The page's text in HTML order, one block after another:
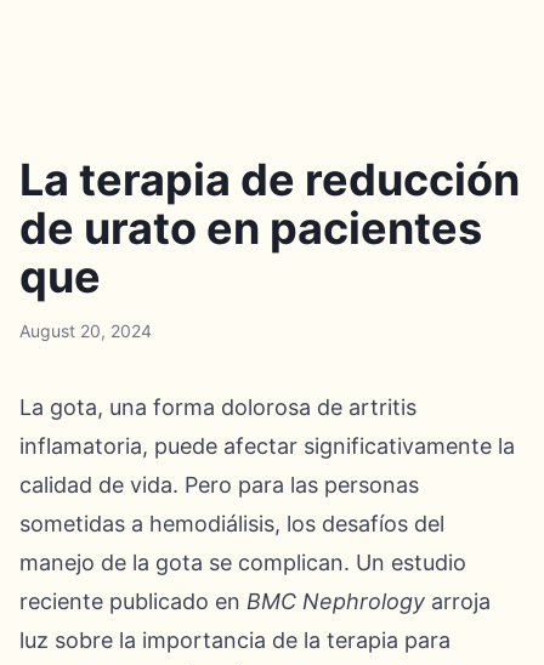
La terapia de reducción
de urato en pacientes
que
August 20, 2024
La gota, una forma dolorosa de artritis
inflamatoria, puede afectar significativamente la
calidad de vida. Pero para las personas
sometidas a hemodiálisis, los desafíos del
manejo de la gota se complican. Un estudio
reciente publicado en BMC Nephrology arroja
luz sobre la importancia de la terapia para